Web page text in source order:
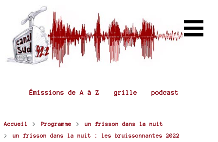
Émissions de A à Z grille podcast
Accueil > Programme > un frisson dans la nuit
> un frisson dans la nuit : les bruissonnantes 2022